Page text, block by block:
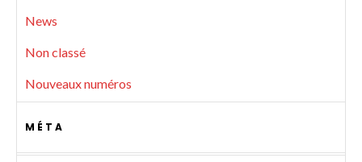
News
Non classé
Nouveaux numéros
MÉTA